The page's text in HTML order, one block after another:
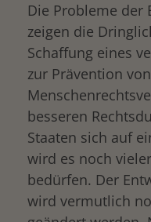
Die Probleme der
zeigen die
Schaffung eines
zur Prävention von
besseren
Staaten sich auf
wird es noch vieler
bedürfen. Der
wird vermutlich